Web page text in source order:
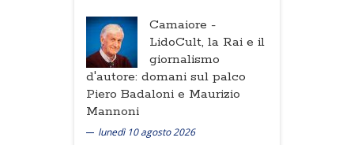
Camaiore -
LidoCult, la Rai e il
giornalismo
d'autore: domani sul palco
Piero Badaloni e Maurizio
Mannoni
lunedì 10 agosto 2026